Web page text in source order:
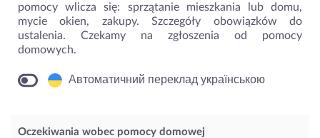
pomocy wlicza się: sprzątanie mieszkania lub domu,
mycie okien, zakupy. Szczegóły obowiązków do
ustalenia. Czekamy na zgłoszenia od pomocy
domowych.
Автоматичний переклад українською
Oczekiwania wobec pomocy domowej